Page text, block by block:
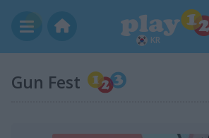
KR
Gun Fest